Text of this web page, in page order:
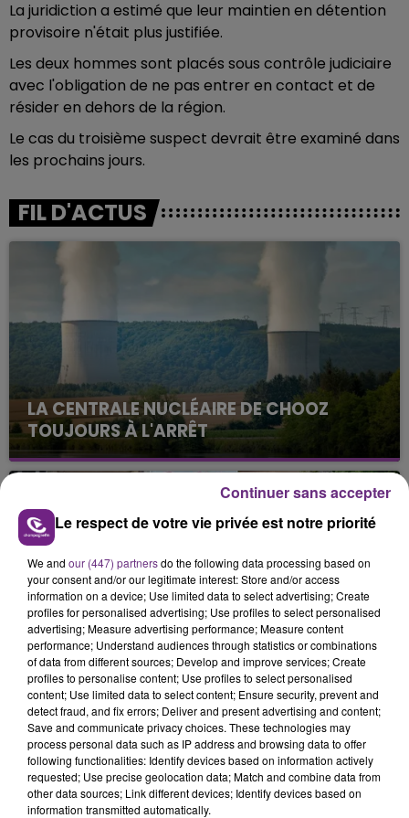
La juridiction a estimé que leur maintien en détention
provisoire n'était plus justifiée.
Les deux hommes sont placés sous contrôle judiciaire
avec l'obligation de ne pas entrer en contact et de
résider en dehors de la région.
Le cas du troisième suspect devrait être examiné dans
les prochains jours.
FIL D'ACTUS
LA CENTRALE NUCLÉAIRE DE CHOOZ
TOUJOURS À L'ARRÊT
Cela fait déjà une semaine que la centrale
nucléaire ardennaise est à l'arrêt. Une situation
justifiée par la sécheresse intense qui est toujours
présente.
LE MAGASIN JOUÉCLUB DE REIMS FERME
SES PORTES
C'était l'une des institutions du centre-ville
rémois. Le magasin JouéClub est contraint de
fermer ses portes.
TITRES DIFFUSÉS
17h03
17h03 17h00
17h00
Le respect de votre vie privée est notre priorité
We and our (447) partnersdo the following data processing based on
your consent and/or our legitimate interest: Store and/or access
information on a device; Use limited data to select advertising; Create
profiles for personalised advertising; Use profiles to select personalised
advertising; Measure advertising performance; Measure content
performance; Understand audiences through statistics or combinations
of data from different sources; Develop and improve services; Create
profiles to personalise content; Use profiles to select personalised
content; Use limited data to select content; Ensure security, prevent and
detect fraud, and fix errors; Deliver and present advertising and content;
Save and communicate privacy choices. These technologies may
process personal data such as IP address and browsing data to offer
following functionalities: Identify devices based on information actively
requested; Use precise geolocation data; Match and combine data from
other data sources; Link different devices; Identify devices based on
information transmitted automatically.
Continuer sans accepter